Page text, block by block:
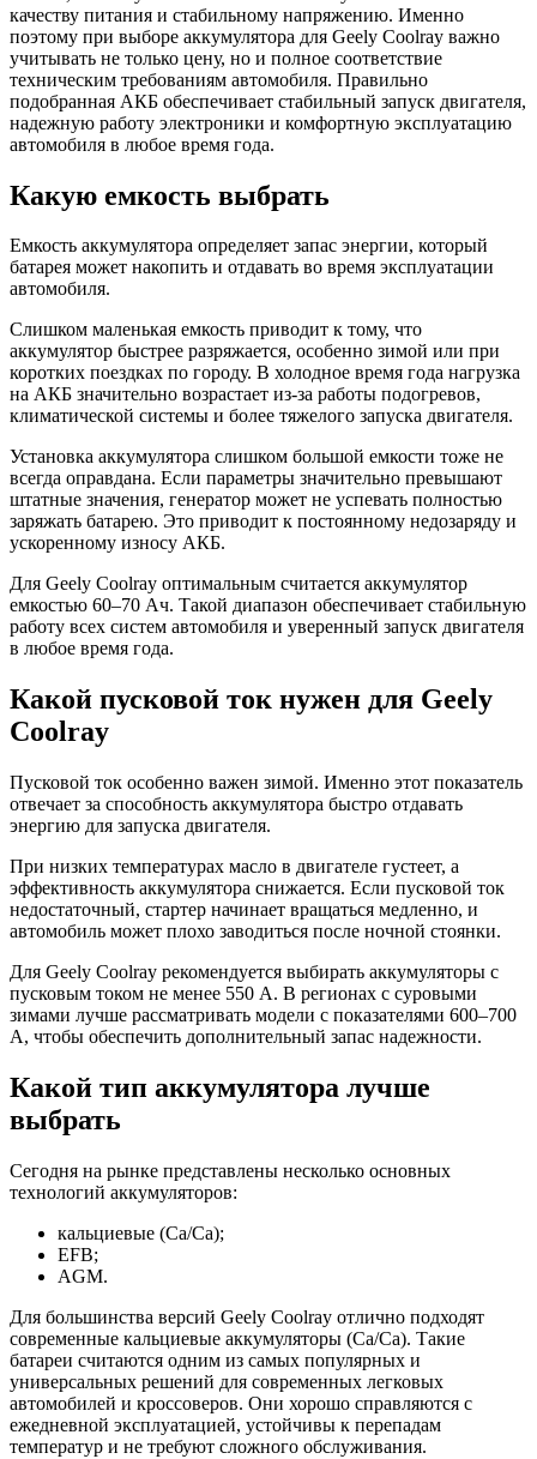
качеству питания и стабильному напряжению. Именно
поэтому при выборе аккумулятора для Geely Coolray важно
учитывать не только цену, но и полное соответствие
техническим требованиям автомобиля. Правильно
подобранная АКБ обеспечивает стабильный запуск двигателя,
надежную работу электроники и комфортную эксплуатацию
автомобиля в любое время года.
Какую емкость выбрать
Емкость аккумулятора определяет запас энергии, который
батарея может накопить и отдавать во время эксплуатации
автомобиля.
Слишком маленькая емкость приводит к тому, что
аккумулятор быстрее разряжается, особенно зимой или при
коротких поездках по городу. В холодное время года нагрузка
на АКБ значительно возрастает из-за работы подогревов,
климатической системы и более тяжелого запуска двигателя.
Установка аккумулятора слишком большой емкости тоже не
всегда оправдана. Если параметры значительно превышают
штатные значения, генератор может не успевать полностью
заряжать батарею. Это приводит к постоянному недозаряду и
ускоренному износу АКБ.
Для Geely Coolray оптимальным считается аккумулятор
емкостью 60–70 Ач. Такой диапазон обеспечивает стабильную
работу всех систем автомобиля и уверенный запуск двигателя
в любое время года.
Какой пусковой ток нужен для Geely
Coolray
Пусковой ток особенно важен зимой. Именно этот показатель
отвечает за способность аккумулятора быстро отдавать
энергию для запуска двигателя.
При низких температурах масло в двигателе густеет, а
эффективность аккумулятора снижается. Если пусковой ток
недостаточный, стартер начинает вращаться медленно, и
автомобиль может плохо заводиться после ночной стоянки.
Для Geely Coolray рекомендуется выбирать аккумуляторы с
пусковым током не менее 550 А. В регионах с суровыми
зимами лучше рассматривать модели с показателями 600–700
А, чтобы обеспечить дополнительный запас надежности.
Какой тип аккумулятора лучше
выбрать
Сегодня на рынке представлены несколько основных
технологий аккумуляторов:
кальциевые (Ca/Ca);
EFB;
AGM.
Для большинства версий Geely Coolray отлично подходят
современные кальциевые аккумуляторы (Ca/Ca). Такие
батареи считаются одним из самых популярных и
универсальных решений для современных легковых
автомобилей и кроссоверов. Они хорошо справляются с
ежедневной эксплуатацией, устойчивы к перепадам
температур и не требуют сложного обслуживания.